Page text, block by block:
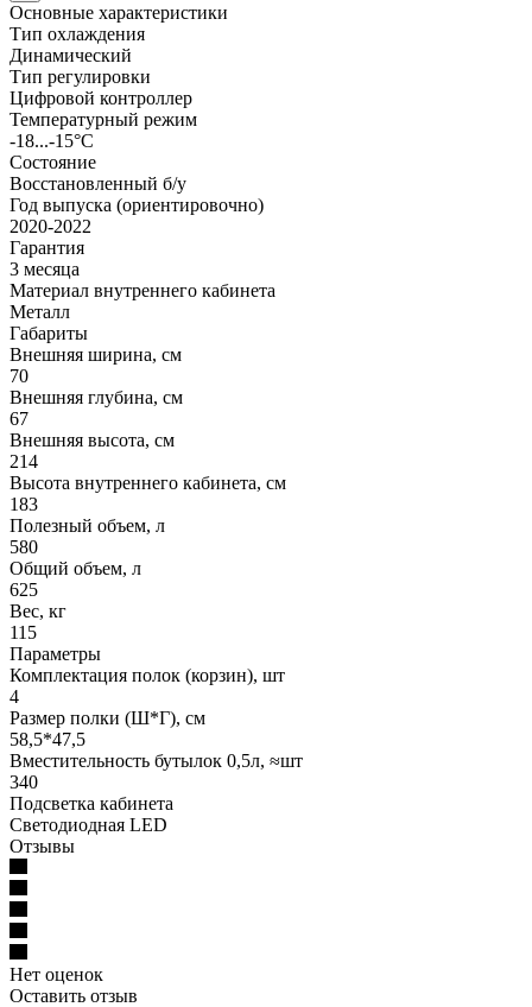
Основные характеристики
Тип охлаждения
Динамический
Тип регулировки
Цифровой контроллер
Температурный режим
-18...-15°C
Состояние
Восстановленный б/у
Год выпуска (ориентировочно)
2020-2022
Гарантия
3 месяца
Материал внутреннего кабинета
Металл
Габариты
Внешняя ширина, см
70
Внешняя глубина, см
67
Внешняя высота, см
214
Высота внутреннего кабинета, см
183
Полезный объем, л
580
Общий объем, л
625
Вес, кг
115
Параметры
Комплектация полок (корзин), шт
4
Размер полки (Ш*Г), см
58,5*47,5
Вместительность бутылок 0,5л, ≈шт
340
Подсветка кабинета
Светодиодная LED
Отзывы
Нет оценок
Оставить отзыв